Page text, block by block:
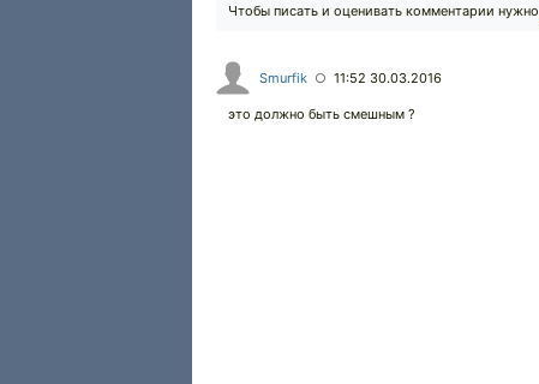
Чтобы писать и оценивать комментарии нужно
Smurfik ○ 11:52 30.03.2016
это должно быть смешным ?